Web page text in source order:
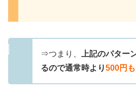
⇒つまり、
上記のパター
るので通常時より500円